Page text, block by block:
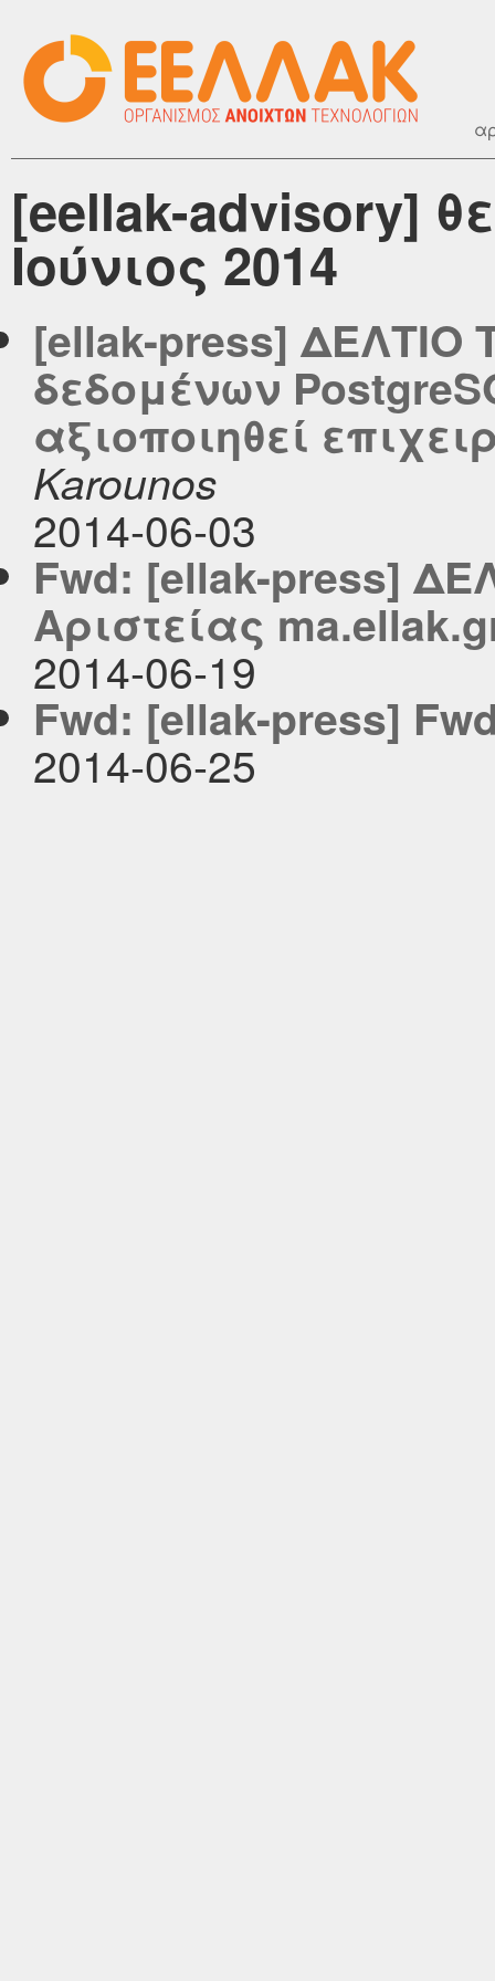
[eellak-advisory]
Ιούνιος 2014
[ellak-press]
δεδομένων
αξιοποιηθεί
Karounos
2014-06-03
Fwd: [ellak-press]
Αριστείας
2014-06-19
Fwd: [ellak-press]
2014-06-25